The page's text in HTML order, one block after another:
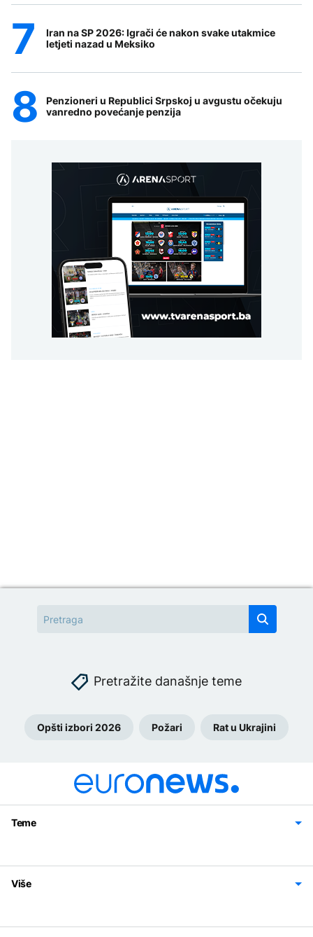
Iran na SP 2026: Igrači će nakon svake utakmice
letjeti nazad u Meksiko
Penzioneri u Republici Srpskoj u avgustu očekuju
vanredno povećanje penzija
Pretražite današnje teme
Opšti izbori 2026 Požari Rat u Ukrajini
Teme
Svijet
Sport
Magazin
Više
Politika privatnosti
Uslovi korišćenja